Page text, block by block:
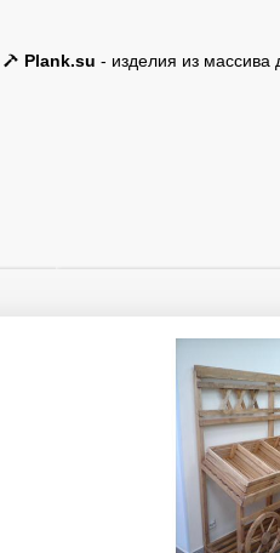
Plank.su - изделия из массива